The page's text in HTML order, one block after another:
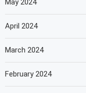
May 2024
April 2024
March 2024
February 2024